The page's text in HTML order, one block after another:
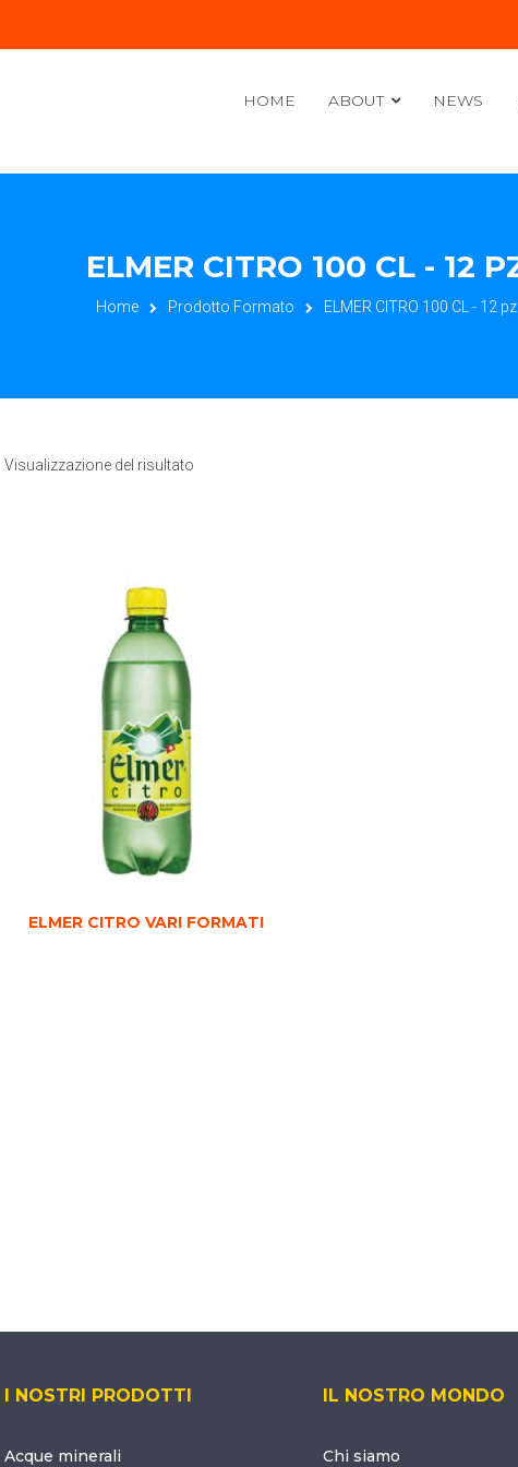
HOME ABOUT NEWS
ELMER CITRO 100 CL - 12
Home Prodotto Formato ELMER CITRO 100 CL - 12 pz
Visualizzazione del risultato
ELMER CITRO VARI FORMATI
I NOSTRI PRODOTTI
Acque minerali
IL NOSTRO MONDO
Chi siamo